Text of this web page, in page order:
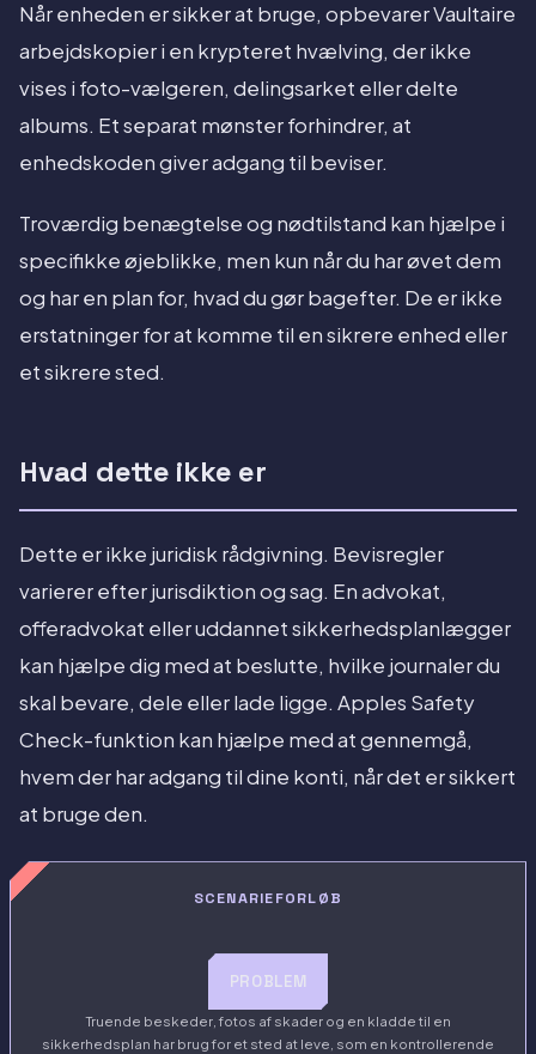
Når enheden er sikker at bruge, opbevarer Vaultaire
arbejdskopier i en krypteret hvælving, der ikke
vises i foto-vælgeren, delingsarket eller delte
albums. Et separat mønster forhindrer, at
enhedskoden giver adgang til beviser.
Troværdig benægtelse og nødtilstand kan hjælpe i
specifikke øjeblikke, men kun når du har øvet dem
og har en plan for, hvad du gør bagefter. De er ikke
erstatninger for at komme til en sikrere enhed eller
et sikrere sted.
Hvad dette ikke er
Dette er ikke juridisk rådgivning. Bevisregler
varierer efter jurisdiktion og sag. En advokat,
offeradvokat eller uddannet sikkerhedsplanlægger
kan hjælpe dig med at beslutte, hvilke journaler du
skal bevare, dele eller lade ligge. Apples Safety
Check-funktion kan hjælpe med at gennemgå,
hvem der har adgang til dine konti, når det er sikkert
at bruge den.
SCENARIEFORLØB
PROBLEM
Truende beskeder, fotos af skader og en kladde til en
sikkerhedsplan har brug for et sted at leve, som en kontrollerende